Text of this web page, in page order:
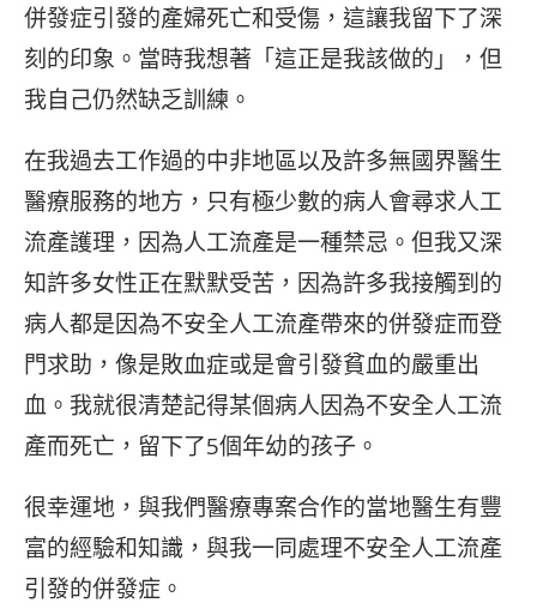
併發症引發的產婦死亡和受傷，這讓我留下了深
刻的印象。當時我想著「這正是我該做的」，但
我自己仍然缺乏訓練。
在我過去工作過的中非地區以及許多無國界醫生
醫療服務的地方，只有極少數的病人會尋求人工
流產護理，因為人工流產是一種禁忌。但我又深
知許多女性正在默默受苦，因為許多我接觸到的
病人都是因為不安全人工流產帶來的併發症而登
門求助，像是敗血症或是會引發貧血的嚴重出
血。我就很清楚記得某個病人因為不安全人工流
產而死亡，留下了5個年幼的孩子。
很幸運地，與我們醫療專案合作的當地醫生有豐
富的經驗和知識，與我一同處理不安全人工流產
引發的併發症。